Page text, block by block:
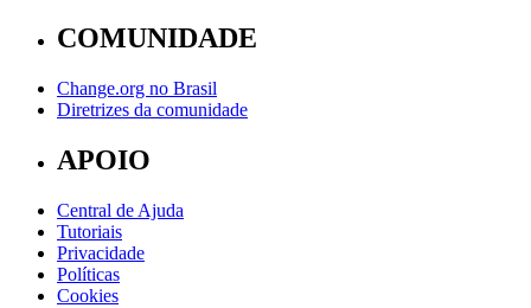
COMUNIDADE
Change.org no Brasil
Diretrizes da comunidade
APOIO
Central de Ajuda
Tutoriais
Privacidade
Políticas
Cookies